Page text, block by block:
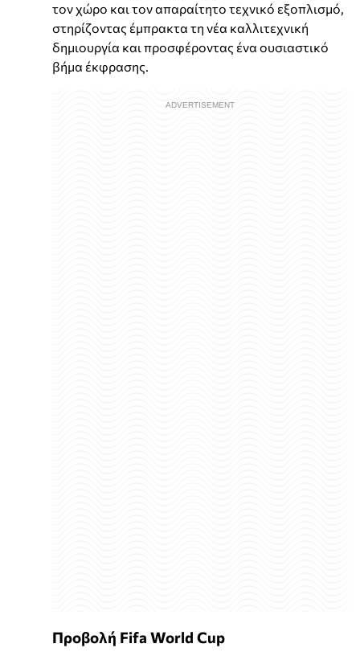
τον χώρο και τον απαραίτητο τεχνικό εξοπλισμό,
στηρίζοντας έμπρακτα τη νέα καλλιτεχνική
δημιουργία και προσφέροντας ένα ουσιαστικό
βήμα έκφρασης.
Προβολή Fifa World Cup